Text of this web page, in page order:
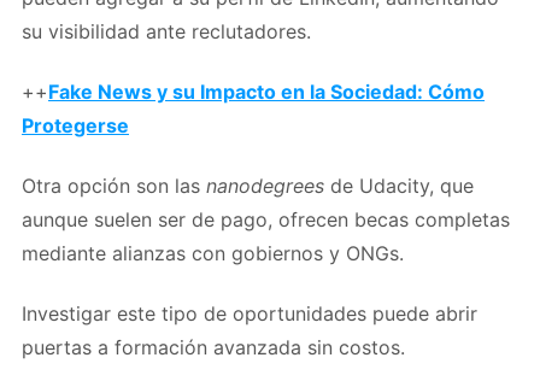
su visibilidad ante reclutadores.
++Fake News y su Impacto en la Sociedad: Cómo
Protegerse
Otra opción son las nanodegrees de Udacity, que
aunque suelen ser de pago, ofrecen becas completas
mediante alianzas con gobiernos y ONGs.
Investigar este tipo de oportunidades puede abrir
puertas a formación avanzada sin costos.